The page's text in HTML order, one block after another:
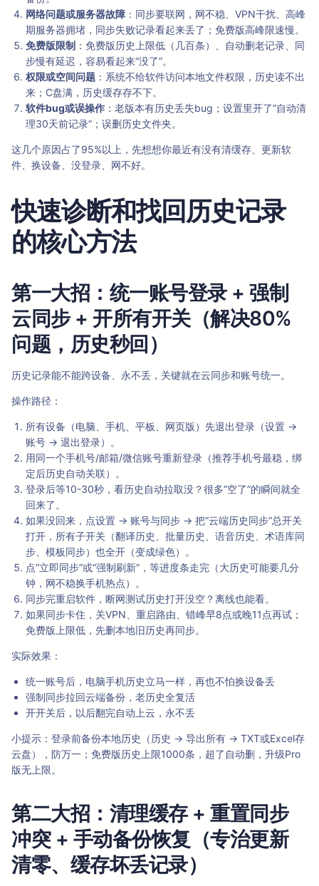
网络问题或服务器故障 ：同步要联网，网不稳、VPN干扰、高峰
期服务器拥堵，同步失败记录看起来丢了；免费版高峰限速慢。
免费版限制 ：免费版历史上限低（几百条）、自动删老记录、同
步慢有延迟，容易看起来“没了”。
权限或空间问题 ：系统不给软件访问本地文件权限，历史读不出
来；C盘满，历史缓存存不下。
软件bug或误操作 ：老版本有历史丢失bug；设置里开了“自动清
理30天前记录”；误删历史文件夹。
这几个原因占了95%以上，先想想你最近有没有清缓存、更新软
件、换设备、没登录、网不好。
快速诊断和找回历史记录
的核心方法
第一大招：统一账号登录 + 强制
云同步 + 开所有开关（解决80%
问题，历史秒回）
历史记录能不能跨设备、永不丢，关键就在云同步和账号统一。
操作路径：
所有设备（电脑、手机、平板、网页版）先退出登录（设置 →
账号 → 退出登录）。
用同一个手机号/邮箱/微信账号重新登录（推荐手机号最稳，绑
定后历史自动关联）。
登录后等10-30秒，看历史自动拉取没？很多“空了”的瞬间就全
回来了。
如果没回来，点设置 → 账号与同步 → 把“云端历史同步”总开关
打开，所有子开关（翻译历史、批量历史、语音历史、术语库同
步、模板同步）也全开（变成绿色）。
点“立即同步”或“强制刷新”，等进度条走完（大历史可能要几分
钟，网不稳换手机热点）。
同步完重启软件，断网测试历史打开没空？离线也能看。
如果同步卡住，关VPN、重启路由、错峰早8点或晚11点再试；
免费版上限低，先删本地旧历史再同步。
实际效果：
统一账号后，电脑手机历史立马一样，再也不怕换设备丢
强制同步拉回云端备份，老历史全复活
开开关后，以后翻完自动上云，永不丢
小提示：登录前备份本地历史（历史 → 导出所有 → TXT或Excel存
云盘），防万一；免费版历史上限1000条，超了自动删，升级Pro
版无上限。
第二大招：清理缓存 + 重置同步
冲突 + 手动备份恢复（专治更新
清零、缓存坏丢记录）